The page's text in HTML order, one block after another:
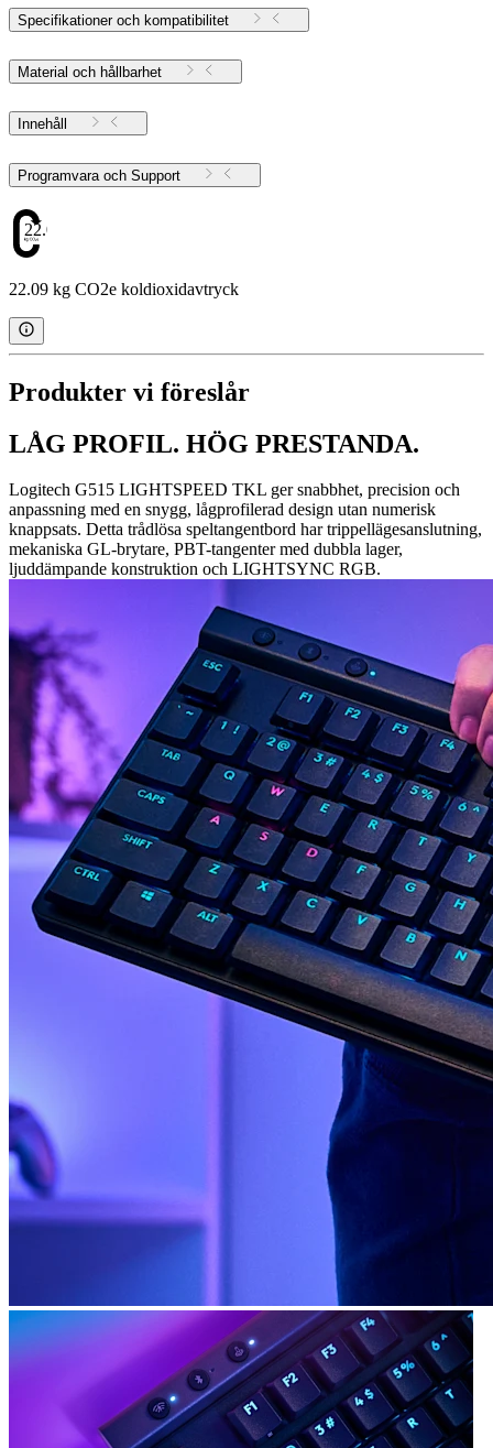
Specifikationer och kompatibilitet
Material och hållbarhet
Innehåll
Programvara och Support
22.09
22.09 kg CO2e koldioxidavtryck
Produkter vi föreslår
LÅG PROFIL. HÖG PRESTANDA.
Logitech G515 LIGHTSPEED TKL ger snabbhet, precision och
anpassning med en snygg, lågprofilerad design utan numerisk
knappsats. Detta trådlösa speltangentbord har trippellägesanslutning,
mekaniska GL-brytare, PBT-tangenter med dubbla lager,
ljuddämpande konstruktion och LIGHTSYNC RGB.